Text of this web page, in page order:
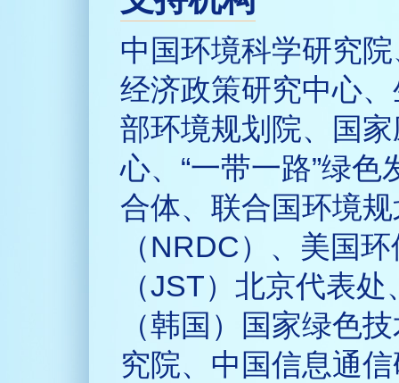
中国环境科学研究
经济政策研究中心
部环境规划院、国
心、“一带一路”绿
合体、联合国环境
（NRDC）、美国
（JST）北京代表
（韩国）国家绿色
究院、中国信息通